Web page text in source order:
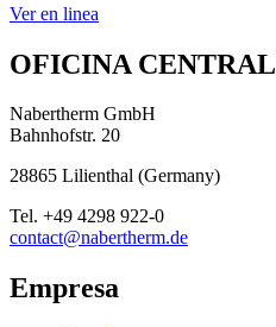
Ver en linea
OFICINA CENTRAL
Nabertherm GmbH
Bahnhofstr. 20
28865 Lilienthal (Germany)
Tel. +49 4298 922-0
contact@nabertherm.de
Empresa